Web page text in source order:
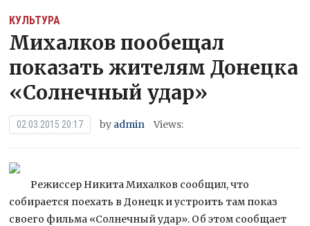
КУЛЬТУРА
Михалков пообещал
показать жителям Донецка
«Солнечный удар»
02.03.2015 20:17 by admin Views:
Режиссер Никита Михалков сообщил, что
собирается поехать в Донецк и устроить там показ
своего фильма «Солнечный удар». Об этом сообщает